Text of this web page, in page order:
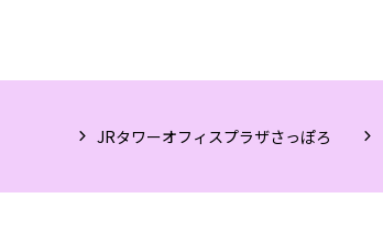
JRタワーオフィスプラザさっぽろ